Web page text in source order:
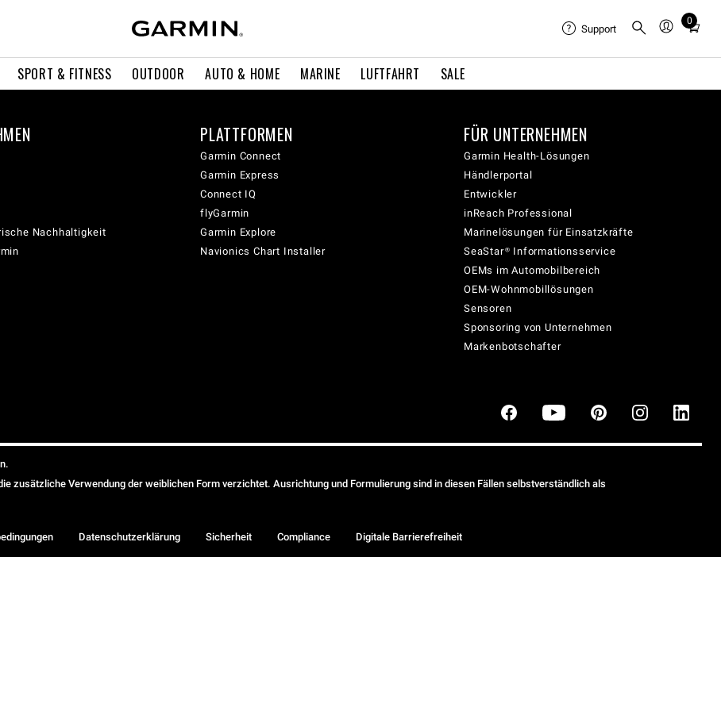
SPORT & FITNESS OUTDOOR AUTO & HOME MARINE LUFTFAHRT SALE
Support
0
Total
in
Nachhaltigkeit
PLATTFORMEN
Garmin Connect
Garmin Express
Connect IQ
flyGarmin
Garmin Explore
Navionics Chart Installer
FÜR UNTERNEHMEN
Garmin Health-Lösungen
Händlerportal
Entwickler
inReach Professional
Marinelösungen für Einsatzkräfte
SeaStar® Informationsservice
OEMs im Automobilbereich
OEM-Wohnmobillösungen
Sensoren
Sponsoring von Unternehmen
Markenbotschafter
zusätzliche Verwendung der weiblichen Form verzichtet. Ausrichtung und Formulierung sind in diesen Fällen selbstverständlich als
Datenschutzerklärung Sicherheit Compliance Digitale Barrierefreiheit